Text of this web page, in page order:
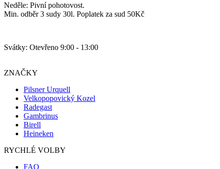
Neděle: Pivní pohotovost.
Min. odběr 3 sudy 30l. Poplatek za sud 50Kč
Svátky: Otevřeno 9:00 - 13:00
ZNAČKY
Pilsner Urquell
Velkopopovický Kozel
Radegast
Gambrinus
Birell
Heineken
RYCHLÉ VOLBY
FAQ